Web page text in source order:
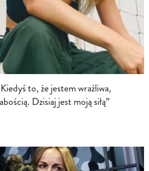
to, że jestem wrażliwa,
Dzisiaj jest moją siłą”